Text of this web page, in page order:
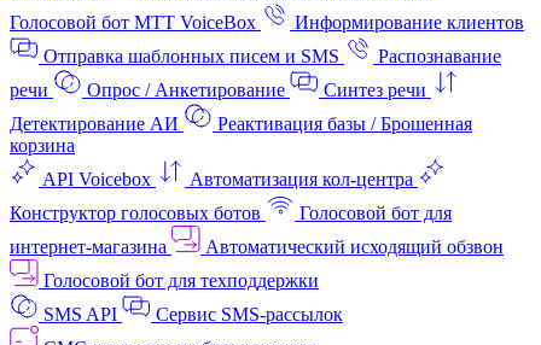
Голосовой бот МТТ VoiceBox
Информирование клиентов
Отправка шаблонных писем и SMS
Распознавание
речи
Опрос / Анкетирование
Синтез речи
Детектирование АИ
Реактивация базы / Брошенная
корзина
API Voicebox
Автоматизация кол‑центра
Конструктор голосовых ботов
Голосовой бот для
интернет‑магазина
Автоматический исходящий обзвон
Голосовой бот для техподдержки
SMS API
Сервис SMS-рассылок